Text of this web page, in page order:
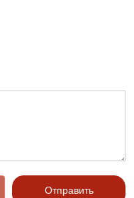
Отправить